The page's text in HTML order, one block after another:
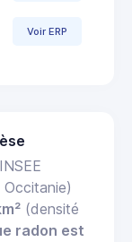
Voir ERP
(densité
radon est